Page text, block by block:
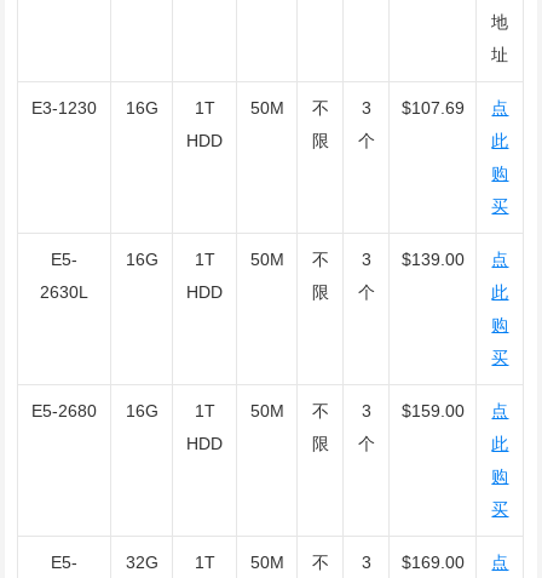
地
址
E3-1230 16G
1T
HDD
50M
不
限
3
个
$107.69
点
此
购
买
E5-
2630L
16G
1T
HDD
50M
不
限
3
个
$139.00
点
此
购
买
E5-2680 16G
1T
HDD
50M
不
限
3
个
$159.00
点
此
购
买
E5-
32G
1T
50M
不
3
$169.00
点